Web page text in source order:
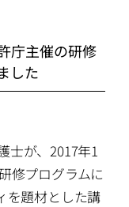
庁主催の研修
した
士が、2017年1
修プログラムに
を題材とした講